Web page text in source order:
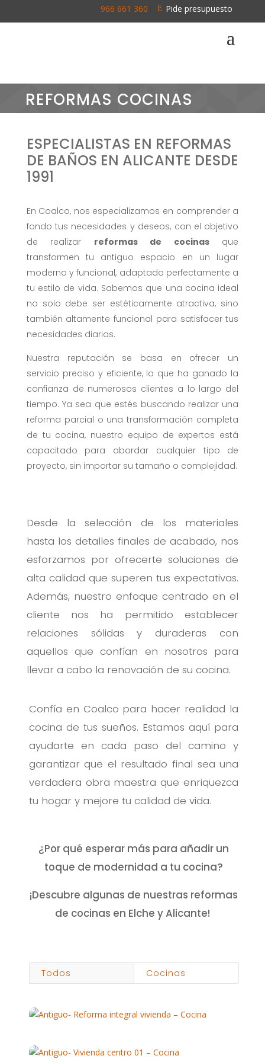
966 661 360 E Pide presupuesto
REFORMAS COCINAS
ESPECIALISTAS EN REFORMAS
DE BAÑOS EN ALICANTE DESDE
1991
En Coalco, nos especializamos en comprender a
fondo tus necesidades y deseos, con el objetivo
de realizar reformas de cocinasque
transformen tu antiguo espacio en un lugar
moderno y funcional, adaptado perfectamente a
tu estilo de vida. Sabemos que una cocina ideal
no solo debe ser estéticamente atractiva, sino
también altamente funcional para satisfacer tus
necesidades diarias.
Nuestra reputación se basa en ofrecer un
servicio preciso y eficiente, lo que ha ganado la
confianza de numerosos clientes a lo largo del
tiempo. Ya sea que estés buscando realizar una
reforma parcial o una transformación completa
de tu cocina, nuestro equipo de expertos está
capacitado para abordar cualquier tipo de
proyecto, sin importar su tamaño o complejidad.
Desde la selección de los materiales
hasta los detalles finales de acabado, nos
esforzamos por ofrecerte soluciones de
alta calidad que superen tus expectativas.
Además, nuestro enfoque centrado en el
cliente nos ha permitido establecer
relaciones sólidas y duraderas con
aquellos que confían en nosotros para
llevar a cabo la renovación de su cocina.
Confía en Coalco para hacer realidad la
cocina de tus sueños. Estamos aquí para
ayudarte en cada paso del camino y
garantizar que el resultado final sea una
verdadera obra maestra que enriquezca
tu hogar y mejore tu calidad de vida.
¿Por qué esperar más para añadir un
toque de modernidad a tu cocina?
¡Descubre algunas de nuestras reformas
de cocinas en Elche y Alicante!
Todos Cocinas